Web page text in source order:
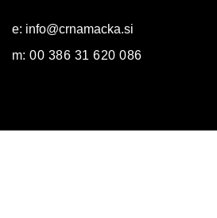
e: info@crnamacka.si
m: 00 386 31 620 086